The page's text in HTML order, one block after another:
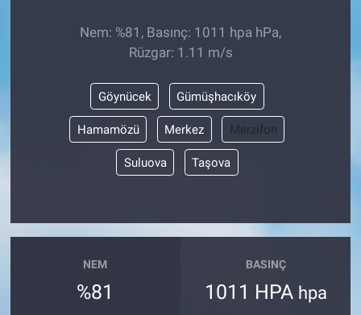
Nem: %81, Basınç: 1011 hpa hPa,
Rüzgar: 1.11 m/s
Göynücek Gümüşhacıköy
Hamamözü Merkez Merzifon
Suluova Taşova
NEM
%81
BASINÇ
1011 HPA hpa